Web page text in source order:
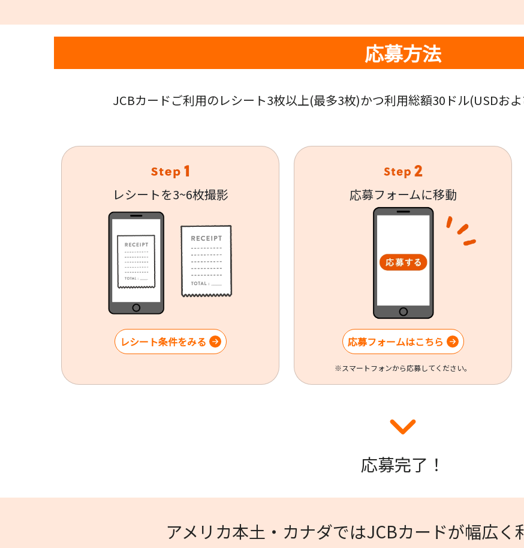
応募方法
JCBカードご利用のレシート3枚以上(最多3枚)かつ利用総額30ドル(USDおよ
レシートを3~6枚撮影
レシート条件をみる
応募フォームに移動
応募フォームはこちら
※スマートフォンから応募してください。
応募完了！
アメリカ本土・カナダではJCBカードが幅広く